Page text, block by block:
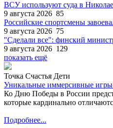
ВСУ используют суда в
9 августа 2026 85
Российские спортсмены
9 августа 2026 75
"Сделали все": финский
9 августа 2026 129
показать ещё
Точка Счастья Дети
Уникальные иммерсивные
Ко Дню Победы в России
которые кардинально
Подробнее...